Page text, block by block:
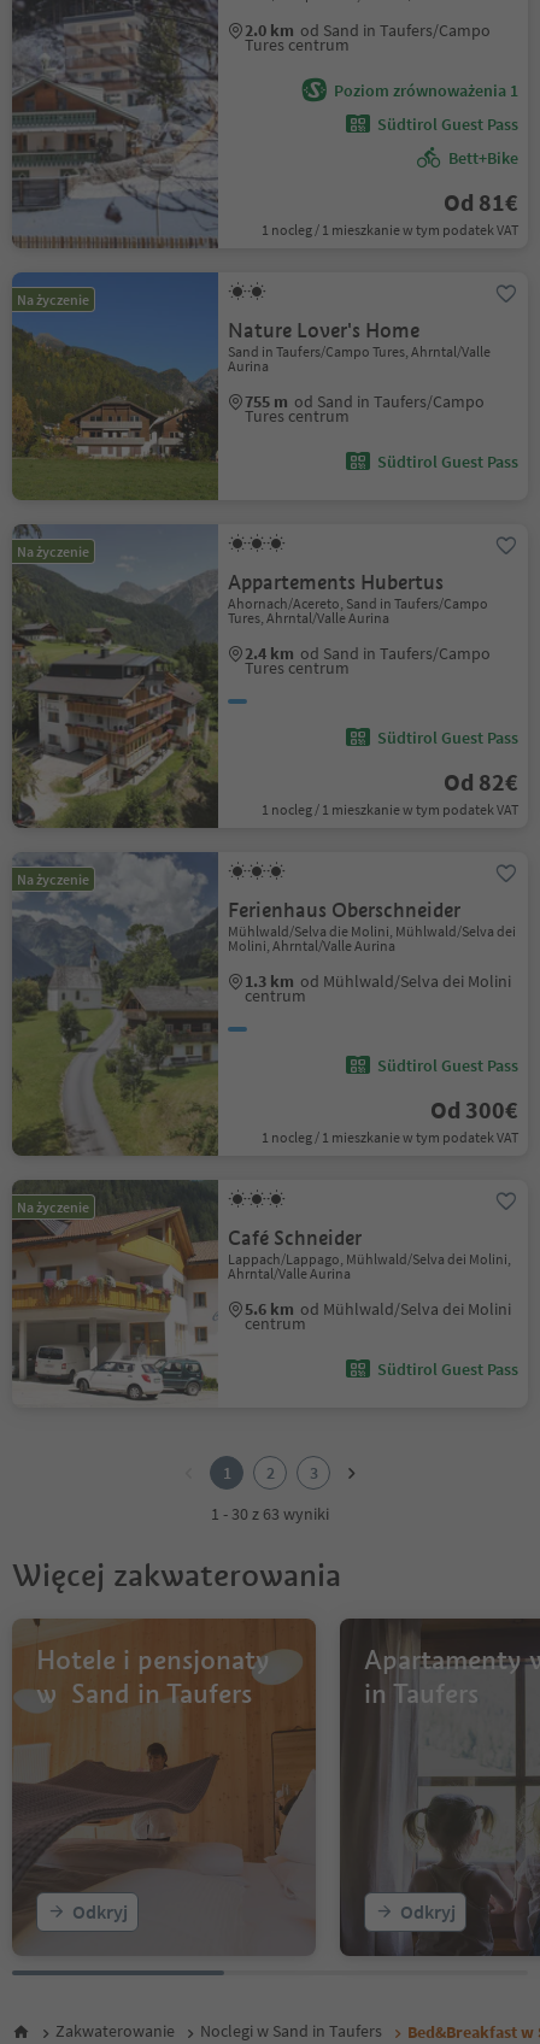
2.0 km od Sand in Taufers/Campo
Tures centrum
Poziom zrównoważenia 1
Südtirol Guest Pass
Bett+Bike
Od 81€
1 nocleg / 1 mieszkanie w tym podatek VAT
Na życzenie
Nature Lover's Home
Sand in Taufers/Campo Tures, Ahrntal/Valle
Aurina
755 m od Sand in Taufers/Campo
Tures centrum
Südtirol Guest Pass
Na życzenie
Appartements Hubertus
Ahornach/Acereto, Sand in Taufers/Campo
Tures, Ahrntal/Valle Aurina
2.4 km od Sand in Taufers/Campo
Tures centrum
Südtirol Guest Pass
Od 82€
1 nocleg / 1 mieszkanie w tym podatek VAT
Na życzenie
Ferienhaus Oberschneider
Mühlwald/Selva die Molini, Mühlwald/Selva dei
Molini, Ahrntal/Valle Aurina
1.3 km od Mühlwald/Selva dei Molini
centrum
Südtirol Guest Pass
Od 300€
1 nocleg / 1 mieszkanie w tym podatek VAT
Na życzenie
Café Schneider
Lappach/Lappago, Mühlwald/Selva dei Molini,
Ahrntal/Valle Aurina
5.6 km od Mühlwald/Selva dei Molini
centrum
Südtirol Guest Pass
1 2
3
1 - 30 z 63 wyniki
Więcej zakwaterowania
Hotele i pensjonaty
w Sand in Taufers
Odkryj
Apartamenty
in Taufers
Odkryj
Zakwaterowanie Noclegi w Sand in Taufers Bed&Breakfast w